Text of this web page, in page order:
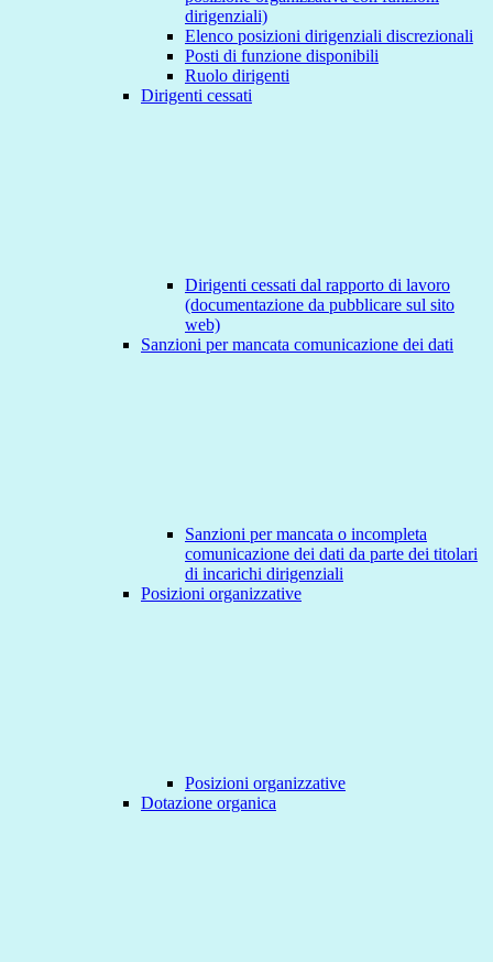
dirigenziali)
Elenco posizioni dirigenziali discrezionali
Posti di funzione disponibili
Ruolo dirigenti
Dirigenti cessati
Dirigenti cessati dal rapporto di lavoro
(documentazione da pubblicare sul sito
web)
Sanzioni per mancata comunicazione dei dati
Sanzioni per mancata o incompleta
comunicazione dei dati da parte dei titolari
di incarichi dirigenziali
Posizioni organizzative
Posizioni organizzative
Dotazione organica